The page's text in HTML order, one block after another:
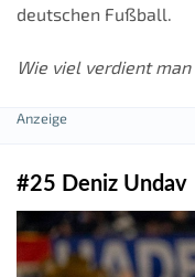
deutschen Fußball.
Wie viel verdient
#25 Deniz Undav